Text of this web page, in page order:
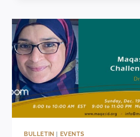
BULLETIN | EVENTS